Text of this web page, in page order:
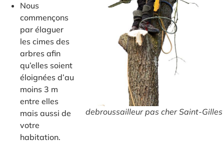
debroussailleur pas cher Saint-Gilles
Nous
commençons
par élaguer
les cimes des
arbres afin
qu’elles soient
éloignées d’au
moins 3 m
entre elles
mais aussi de
votre
habitation.